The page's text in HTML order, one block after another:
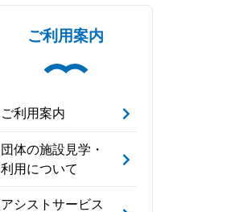
ご利用案内
ご利用案内
団体の施設見学・
利用について
アシストサービス